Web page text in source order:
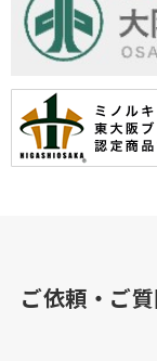
ご依頼・ご